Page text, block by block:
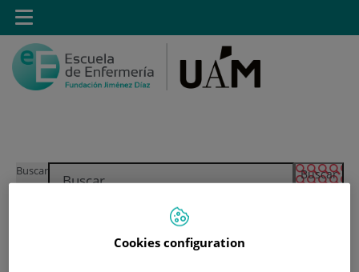
Saltar al contenido
SaltarBuscar
Toggle
navigation
ESTUDIANTESCookies configuration